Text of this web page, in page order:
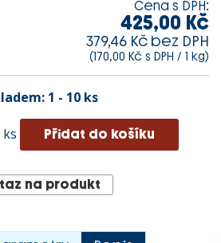
Cena s DPH:
425,00 Kč
379,46 Kč bez DPH
(170,00 Kč s DPH / 1 kg)
1 - 10 ks
ks
na produkt